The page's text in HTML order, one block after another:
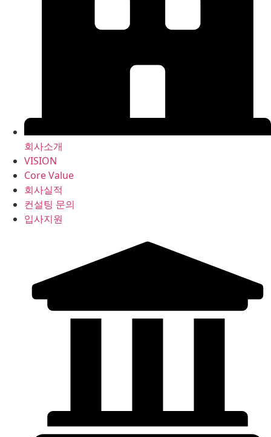
회사소개
VISION
Core Value
회사실적
컨설팅 문의
입사지원